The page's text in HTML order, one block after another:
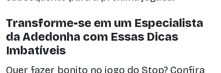
Transforme-se em um Especialista
da Adedonha com Essas Dicas
Imbatíveis
Quer fazer bonito no jogo do Stop? Confira